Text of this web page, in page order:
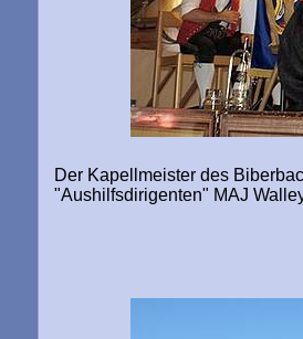
Der Kapellmeister des
"Aushilfsdirigenten" MAJ